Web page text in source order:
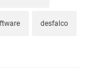
desfalco